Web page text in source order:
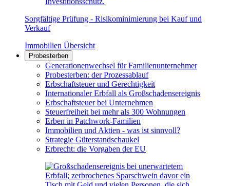
Sorgfältige Prüfung - Risikominimierung bei Kauf und
Verkauf
Immobilien Übersicht
Probesterben
Generationenwechsel für Familienunternehmer
Probesterben: der Prozessablauf
Erbschaftsteuer und Gerechtigkeit
Internationaler Erbfall als Großschadensereignis
Erbschaftsteuer bei Unternehmen
Steuerfreiheit bei mehr als 300 Wohnungen
Erben in Patchwork-Familien
Immobilien und Aktien - was ist sinnvoll?
Strategie Güterstandschaukel
Erbrecht: die Vorgaben der EU